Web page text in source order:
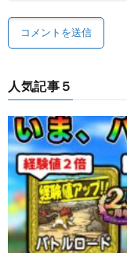
人気記事５